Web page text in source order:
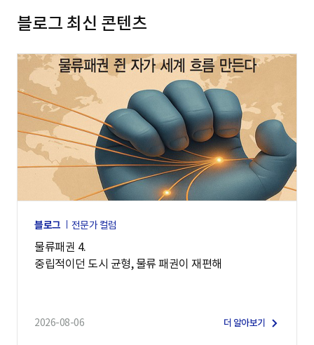
블로그 최신 콘텐츠
블로그 전문가 컬럼
물류패권 4.
중립적이던 도시 균형, 물류 패권이 재편해
2026-08-06 더 알아보기